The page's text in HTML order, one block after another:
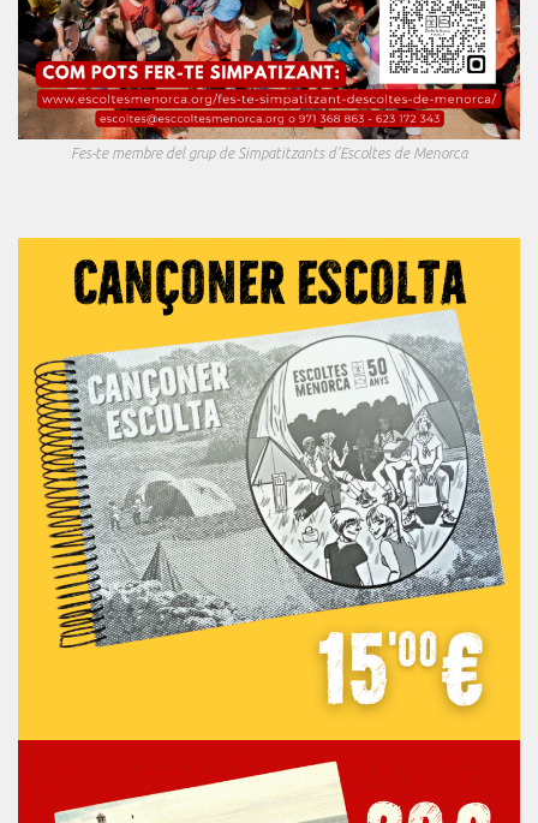
Fes-te membre del grup de Simpatitzants d'Escoltes de Menorca